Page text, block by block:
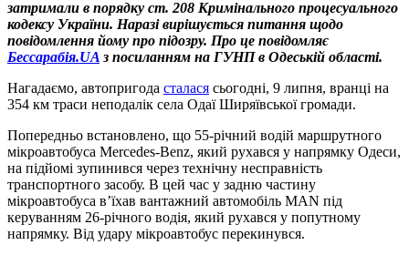
затримали в порядку ст. 208 Кримінального процесуального
кодексу України. Наразі вирішується питання щодо
повідомлення йому про підозру. Про це повідомляє
Бессарабія.UA з посиланням на ГУНП в Одеській області.
Нагадаємо, автопригода сталася сьогодні, 9 липня, вранці на
354 км траси неподалік села Одаї Ширяївської громади.
Попередньо встановлено, що 55-річний водій маршрутного
мікроавтобуса Mercedes-Benz, який рухався у напрямку Одеси,
на підйомі зупинився через технічну несправність
транспортного засобу. В цей час у задню частину
мікроавтобуса в’їхав вантажний автомобіль MAN під
керуванням 26-річного водія, який рухався у попутному
напрямку. Від удару мікроавтобус перекинувся.